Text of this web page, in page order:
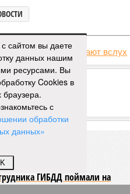
smi2.ru
«ВЛАСТЬ»
ГИБДД поймали на
сайтом вы даете
данных нашим
ресурсами. Вы
Cookies в
браузера.
с
обработки
данных»